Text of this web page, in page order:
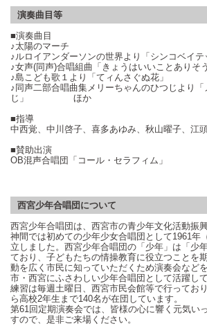
演奏曲目等
■演奏曲目
♪太陽のマーチ
♪ルロイアンダーソンの世界より「シンコベイテ
♪女声(同声)合唱組曲「きょうはいいことありそ
♪島こども歌１より「てィんさぐぬ花」
♪同声二部合唱曲集メリーちゃんのひつじより
じ」 ほか
■指導
中西覚、中川啓子、喜多あゆみ、秋山曜子、江
■賛助出演
OB混声合唱団「コール・セラフィム」
西宮少年合唱団について
西宮少年合唱団は、西宮市の青少年文化活動振
神間では初めての少年少女合唱団として1961年
立しました。西宮少年合唱団の「少年」は「少
ており、子どもたちの情操教育に役立つことを
動を広く市民に知っていただくため演奏会など
市・西宮にふさわしい少年合唱団として活躍して
練習は毎週土曜日、西宮市民会館等で行ってお
ら高校2年生まで140名が在団しています。
第61回定期演奏会では、皆様の心に響く元気い
すので、是非ご来場ください。